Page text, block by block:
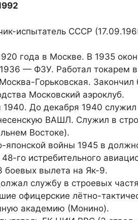
испытатель СССР
года в Москве. В 1935
— ФЗУ. Работал токарем в
Горьковская. Закончил
Московский аэроклуб.
1940. До декабря 1940
ВАШЛ. Служил в
Востоке).
японской войны 1945 в
го истребительного
боевых вылета на Як-9.
службу в строевых
офицерские лётно-
академию (Монино).